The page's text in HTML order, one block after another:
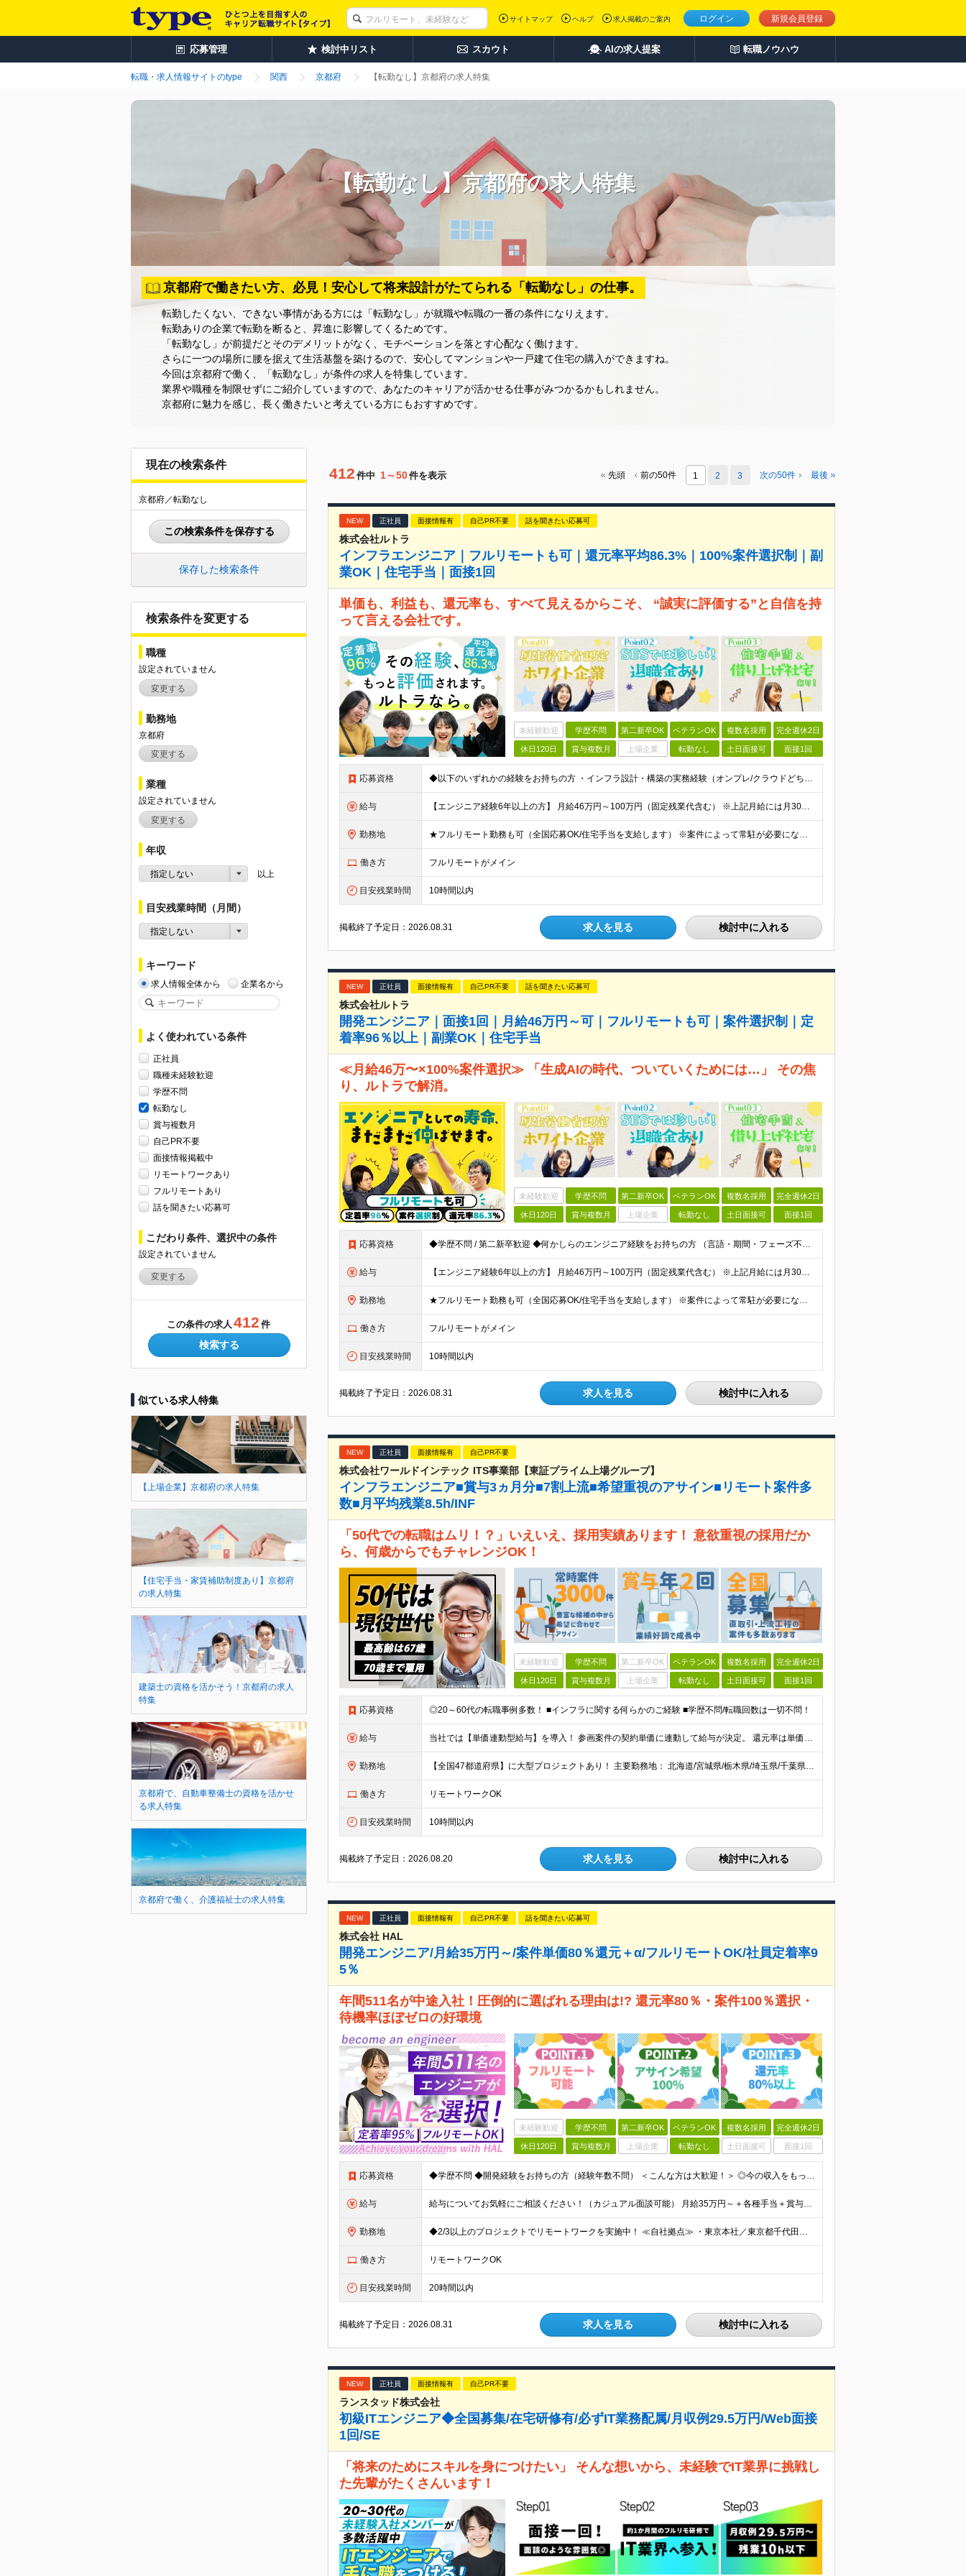
ログイン 新規会員登録
サイトマップ ヘルプ 求人掲載のご案内
応募管理 検討中リスト スカウト AIの求人提案 転職ノウハウ
転職・求人情報サイトのtype 関西 京都府 【転勤なし】京都府の求人特集
【転勤なし】京都府の求人特集
京都府で働きたい方、必見！安心して将来設計がたてられる「転勤なし」の仕事。
転勤したくない、できない事情がある方には「転勤なし」が就職や転職の一番の条件になりえます。
転勤ありの企業で転勤を断ると、昇進に影響してくるためです。
「転勤なし」が前提だとそのデメリットがなく、モチベーションを落とす心配なく働けます。
さらに一つの場所に腰を据えて生活基盤を築けるので、安心してマンションや一戸建て住宅の購入ができますね。
今回は京都府で働く、「転勤なし」が条件の求人を特集しています。
業界や職種を制限せずにご紹介していますので、あなたのキャリアが活かせる仕事がみつかるかもしれません。
京都府に魅力を感じ、長く働きたいと考えている方にもおすすめです。
現在の検索条件
京都府／転勤なし
この検索条件を保存する
保存した検索条件
検索条件を変更する
職種
設定されていません
変更する
勤務地
京都府
変更する
業種
設定されていません
変更する
年収
指定しない 以上
目安残業時間（月間）
指定しない
キーワード
求人情報全体から 企業名から
よく使われている条件
正社員
職種未経験歓迎
学歴不問
転勤なし
賞与複数月
自己PR不要
面接情報掲載中
リモートワークあり
フルリモートあり
話を聞きたい応募可
こだわり条件、選択中の条件
設定されていません
変更する
この条件の求人 412 件
検索する
似ている求人特集
【上場企業】京都府の求人特集
【住宅手当・家賃補助制度あり】京都府
の求人特集
建築士の資格を活かそう！京都府の求人
特集
京都府で、自動車整備士の資格を活かせ
る求人特集
京都府で働く、介護福祉士の求人特集
412 件中 1～50件を表示 先頭 前の50件 1 2 3 次の50件 最後
NEW 正社員 面接情報有 自己PR不要 話を聞きたい応募可
株式会社ルトラ
インフラエンジニア｜フルリモートも可｜還元率平均86.3%｜100%案件選択制｜副
業OK｜住宅手当｜面接1回
単価も、利益も、還元率も、すべて見えるからこそ、 “誠実に評価する”と自信を持
って言える会社です。
未経験歓迎 学歴不問 第二新卒OK ベテランOK 複数名採用 完全週休2日
休日120日 賞与複数月 上場企業 転勤なし 土日面接可 面接1回
応募資格 ◆以下のいずれかの経験をお持ちの方 ・インフラ設計・構築の実務経験（オンプレ/クラウドどちらもOK） ・クラウド環境下での運用保守に関する実務経験 ◆学歴不問 ＜こんな方は特に歓迎します＞ ◎これま
給与 【エンジニア経験6年以上の方】 月給46万円～100万円（固定残業代含む） ※上記月給には月30時間分の固定残業代（月8万7,400円～月19万円）を含む。超過分は全額支給。 【エンジニア経験4年以
勤務地 ★フルリモート勤務も可（全国応募OK/住宅手当を支給します） ※案件によって常駐が必要になる場合があります。 ※希望がない限り、転勤はありません ※U・Iターン歓迎 ★ルトラの社員は全国各地で活躍中
働き方 フルリモートがメイン
目安残業時間 10時間以内
掲載終了予定日：2026.08.31 求人を見る 検討中に入れる
NEW 正社員 面接情報有 自己PR不要 話を聞きたい応募可
株式会社ルトラ
開発エンジニア｜面接1回｜月給46万円～可｜フルリモートも可｜案件選択制｜定
着率96％以上｜副業OK｜住宅手当
≪月給46万〜×100%案件選択≫ 「生成AIの時代、ついていくためには…」 その焦
り、ルトラで解消。
未経験歓迎 学歴不問 第二新卒OK ベテランOK 複数名採用 完全週休2日
休日120日 賞与複数月 上場企業 転勤なし 土日面接可 面接1回
応募資格 ◆学歴不問 / 第二新卒歓迎 ◆何かしらのエンジニア経験をお持ちの方 （言語・期間・フェーズ不問） 経験浅めの方も遠慮なくご応募ください！ ■入社前Q＆A ────── ◎実力に見合った報酬が手に
給与 【エンジニア経験6年以上の方】 月給46万円～100万円（固定残業代含む） ※上記月給には月30時間分の固定残業代（月8万7,400円～月19万円）を含む。超過分は全額支給。 【エンジニア経験4年以
勤務地 ★フルリモート勤務も可（全国応募OK/住宅手当を支給します） ※案件によって常駐が必要になる場合があります。 ※希望がない限り、転勤はありません ※U・Iターン歓迎 ★ルトラの社員は全国各地で活躍中
働き方 フルリモートがメイン
目安残業時間 10時間以内
掲載終了予定日：2026.08.31 求人を見る 検討中に入れる
NEW 正社員 面接情報有 自己PR不要
株式会社ワールドインテック ITS事業部【東証プライム上場グループ】
インフラエンジニア■賞与3ヵ月分■7割上流■希望重視のアサイン■リモート案件多
数■月平均残業8.5h/INF
「50代での転職はムリ！？」いえいえ、採用実績あります！ 意欲重視の採用だか
ら、何歳からでもチャレンジOK！
未経験歓迎 学歴不問 第二新卒OK ベテランOK 複数名採用 完全週休2日
休日120日 賞与複数月 上場企業 転勤なし 土日面接可 面接1回
応募資格 ◎20～60代の転職事例多数！ ■インフラに関する何らかのご経験 ■学歴不問/転職回数は一切不問！
給与 当社では【単価連動型給与】を導入！ 参画案件の契約単価に連動して給与が決定。 還元率は単価の【70％～80％】と東証プライム上場グループとして高水準です！（社会保険料・教育コスト含む） ■関東：月給
勤務地 【全国47都道府県】に大型プロジェクトあり！ 主要勤務地： 北海道/宮城県/栃木県/埼玉県/千葉県/東京都/神奈川県/愛知県/大阪府/京都府/兵庫県/広島県/福岡県/熊本県 ※勤務エリアは、あなたの
働き方 リモートワークOK
目安残業時間 10時間以内
掲載終了予定日：2026.08.20 求人を見る 検討中に入れる
NEW 正社員 面接情報有 自己PR不要 話を聞きたい応募可
株式会社 HAL
開発エンジニア/月給35万円～/案件単価80％還元＋α/フルリモートOK/社員定着率9
5％
年間511名が中途入社！圧倒的に選ばれる理由は!? 還元率80％・案件100％選択・
待機率ほぼゼロの好環境
未経験歓迎 学歴不問 第二新卒OK ベテランOK 複数名採用 完全週休2日
休日120日 賞与複数月 上場企業 転勤なし 土日面接可 面接1回
応募資格 ◆学歴不問 ◆開発経験をお持ちの方（経験年数不問） ＜こんな方は大歓迎！＞ ◎今の収入をもっと増やしたい ◎もっと上流の案件で活躍したい ◎将来のキャリアにつながる案件に携わりたい ◎自分のやりたい
給与 給与についてお気軽にご相談ください！（カジュアル面談可能） 月給35万円～＋各種手当＋賞与2回 ※固定残業代は、時間外労働の有無に関わらず40時間分を87,500円～支給 ※超過分は別途支給 ※試用
勤務地 ◆2/3以上のプロジェクトでリモートワークを実施中！ ≪自社拠点≫ ・東京本社／東京都千代田区丸の内二丁目6番1号 丸の内パークビルディング6階 ・関西支社／⼤阪府⼤阪市中央区安⼟町2-3-13 ⼤
働き方 リモートワークOK
目安残業時間 20時間以内
掲載終了予定日：2026.08.31 求人を見る 検討中に入れる
NEW 正社員 面接情報有 自己PR不要
ランスタッド株式会社
初級ITエンジニア◆全国募集/在宅研修有/必ずIT業務配属/月収例29.5万円/Web面接
1回/SE
「将来のためにスキルを身につけたい」 そんな想いから、未経験でIT業界に挑戦し
た先輩がたくさんいます！